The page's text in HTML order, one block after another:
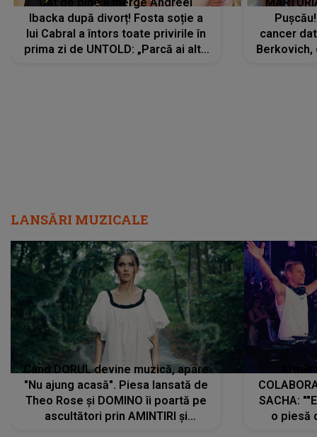
Ibacka după divorț! Fosta soție a
lui Cabral a întors toate privirile în
prima zi de UNTOLD: „Parcă ai altă
cancer
Berkovich,
LANSĂRI MUZICALE
Când DORUL devine muzică, apare
"Nu ajung acasă". Piesa lansată de
Theo Rose și DOMINO îi poartă pe
ascultători prin AMINTIRI și
SACHA:
o piesă